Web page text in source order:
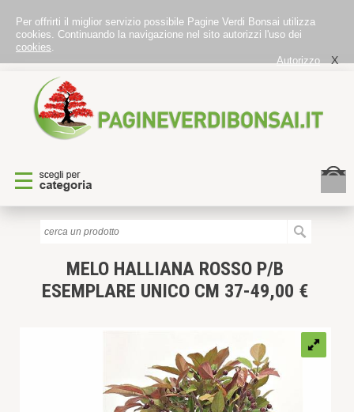
Per offrirti il miglior servizio possibile Pagine Verdi Bonsai utilizza
cookies. Continuando la navigazione nel sito autorizzi l'uso dei
cookies.
Autorizzo
X
MELO HALLIANA ROSSO P/B
ESEMPLARE UNICO CM 37-49,00 €